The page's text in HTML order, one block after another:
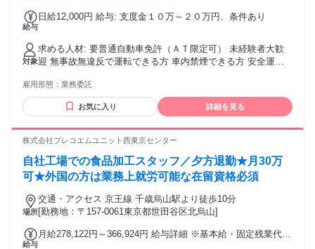
給与
日給12,000円 給与: 支度金１０万～２０万円、条件あり
対象
求める人材: 要普通自動車免許（ＡＴ限定可） 未経験者大歓
迎 無事故無違反で運転できる方 車内禁煙できる方 安全運転
歓迎します
雇用形態： 業務委託
お気に入り 詳細を見る
株式会社プレコエムユニット西東京センター
自社工場での食品加工スタッフ／夕方退勤★月30万
可★外国の方は業務上就労可能な在留資格必須
場所
交通・アクセス 京王線 千歳烏山駅より徒歩10分
[勤務地：〒157-0061東京都世田谷区北烏山]
給与
月給278,122円～366,924円 給与詳細 ※基本給・固定残業代の